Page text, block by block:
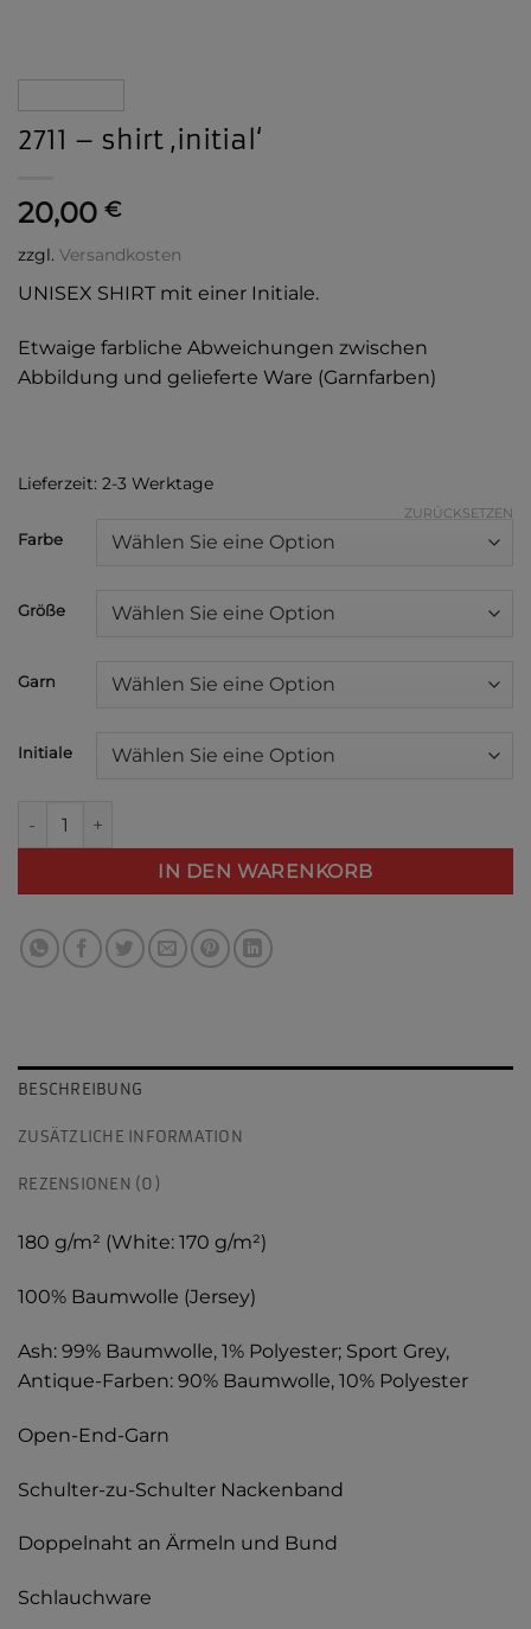
2711 – shirt ‚initial‘
20,00 €
zzgl. Versandkosten
UNISEX SHIRT mit einer Initiale.
Etwaige farbliche Abweichungen zwischen
Abbildung und gelieferte Ware (Garnfarben)
Lieferzeit: 2-3 Werktage
Farbe
Größe
Garn
Initiale
ZURÜCKSETZEN
IN DEN WARENKORB
BESCHREIBUNG
ZUSÄTZLICHE INFORMATION
REZENSIONEN (0)
180 g/m² (White: 170 g/m²)
100% Baumwolle (Jersey)
Ash: 99% Baumwolle, 1% Polyester; Sport Grey,
Antique-Farben: 90% Baumwolle, 10% Polyester
Open-End-Garn
Schulter-zu-Schulter Nackenband
Doppelnaht an Ärmeln und Bund
Schlauchware